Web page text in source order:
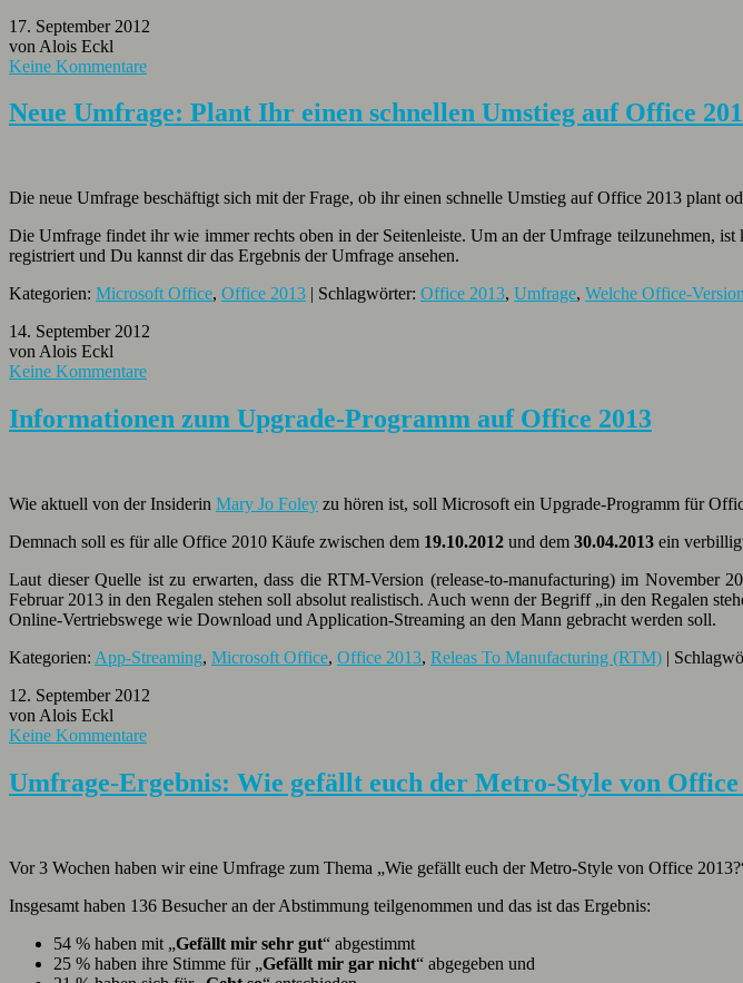
17. September 2012
von Alois Eckl
Keine Kommentare
Neue Umfrage: Plant Ihr einen schnellen Umstieg auf Office
Die neue Umfrage beschäftigt sich mit der Frage, ob ihr einen schnelle Umstieg auf Office 2013 plant
Die Umfrage findet ihr wie immer rechts oben in der Seitenleiste. Um an der Umfrage teilzunehmen,
registriert und Du kannst dir das Ergebnis der Umfrage ansehen.
Kategorien: Microsoft Office, Office 2013 | Schlagwörter: Office 2013, Umfrage, Welche Office-
14. September 2012
von Alois Eckl
Keine Kommentare
Informationen zum Upgrade-Programm auf Office 2013
Wie aktuell von der Insiderin Mary Jo Foley zu hören ist, soll Microsoft ein Upgrade-Programm für
Demnach soll es für alle Office 2010 Käufe zwischen dem 19.10.2012 und dem 30.04.2013 ein
Laut dieser Quelle ist zu erwarten, dass die RTM-Version (release-to-manufacturing) im November
Februar 2013 in den Regalen stehen soll absolut realistisch. Auch wenn der Begriff „in den Regalen
Online-Vertriebswege wie Download und Application-Streaming an den Mann gebracht werden soll.
Kategorien: App-Streaming, Microsoft Office, Office 2013, Releas To Manufacturing (RTM) |
12. September 2012
von Alois Eckl
Keine Kommentare
Umfrage-Ergebnis: Wie gefällt euch der Metro-Style von Office
Vor 3 Wochen haben wir eine Umfrage zum Thema „Wie gefällt euch der Metro-Style von Office
Insgesamt haben 136 Besucher an der Abstimmung teilgenommen und das ist das Ergebnis:
54 % haben mit „Gefällt mir sehr gut“ abgestimmt
25 % haben ihre Stimme für „Gefällt mir gar nicht“ abgegeben und